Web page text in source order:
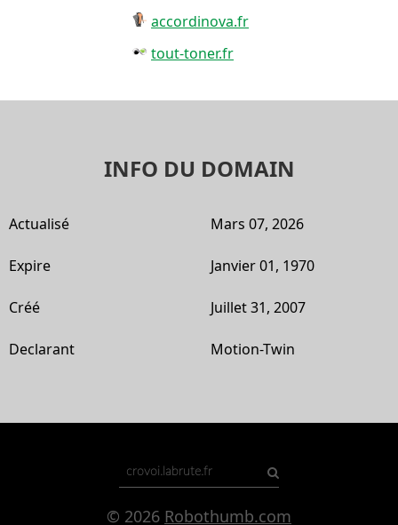
accordinova.fr
tout-toner.fr
INFO DU DOMAIN
Actualisé Mars 07, 2026
Expire Janvier 01, 1970
Créé Juillet 31, 2007
Declarant Motion-Twin
© 2026 Robothumb.com